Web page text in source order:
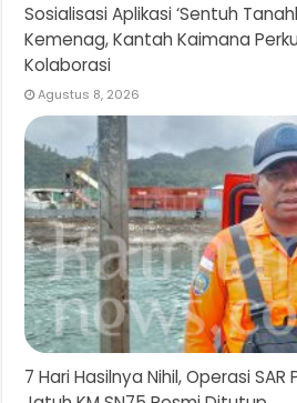
Sosialisasi Aplikasi ‘Sentuh
Kemenag, Kantah Kaimana
Kolaborasi
Agustus 8, 2026
7 Hari Hasilnya Nihil, Operasi